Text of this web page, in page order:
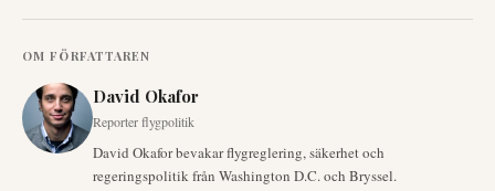
OM FÖRFATTAREN
David Okafor
Reporter flygpolitik
David Okafor bevakar flygreglering, säkerhet och
regeringspolitik från Washington D.C. och Bryssel.